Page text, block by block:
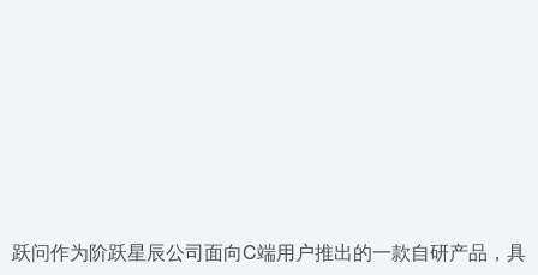
跃问作为阶跃星辰公司面向C端用户推出的一款自研产品，具